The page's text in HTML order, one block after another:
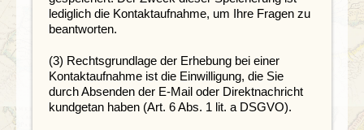
lediglich die Kontaktaufnahme, um Ihre Fragen zu
beantworten.
(3) Rechtsgrundlage der Erhebung bei einer
Kontaktaufnahme ist die Einwilligung, die Sie
durch Absenden der E-Mail oder Direktnachricht
kundgetan haben (Art. 6 Abs. 1 lit. a DSGVO).